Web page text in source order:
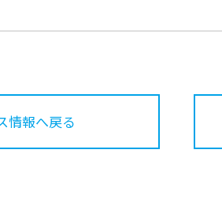
情報へ戻る